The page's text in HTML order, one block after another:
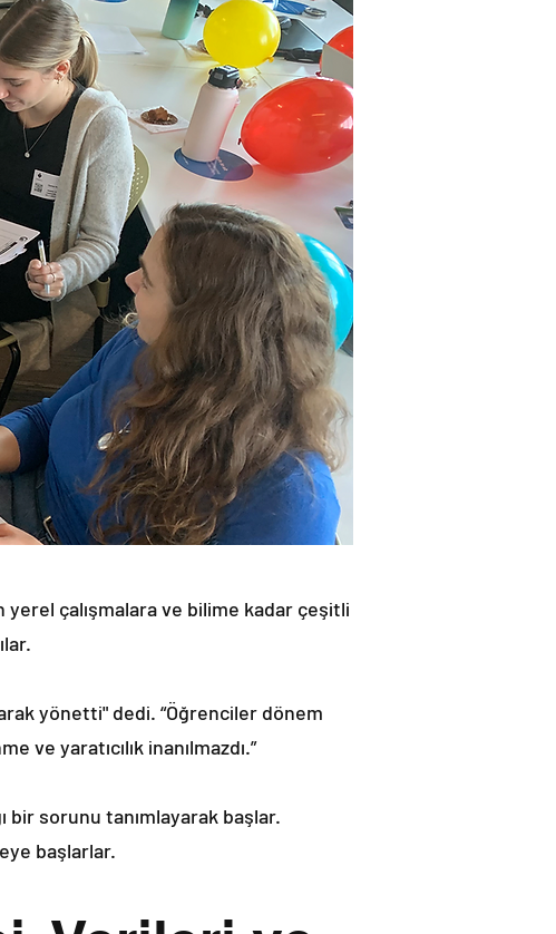
çalışmalara ve bilime kadar çeşitli
yönetti" dedi. “Öğrenciler dönem
ve yaratıcılık inanılmazdı.”
bir sorunu tanımlayarak başlar.
başlarlar.